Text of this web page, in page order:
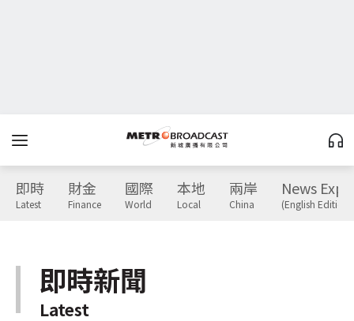
即時
Latest
財金
Finance
國際
World
本地
Local
兩岸
China
News
(English Edition)
即時新聞
Latest